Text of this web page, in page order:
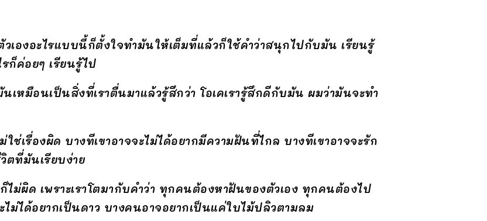
เองอะไรแบบนี้ก็ตั้งใจทำมันให้เต็มที่แล้วก็ใช้คำว่าสนุกไปกับมัน เรียนรู้
ก็ค่อยๆ เรียนรู้ไป
หมือนเป็นสิ่งที่เราตื่นมาแล้วรู้สึกว่า โอเคเรารู้สึกดีกับมัน ผมว่ามันจะทำ
เรื่องผิด บางทีเขาอาจจะไม่ได้อยากมีความฝันที่ไกล บางทีเขาอาจจะรัก
ตที่มันเรียบง่าย
ม่ผิด เพราะเราโตมากับคำว่า ทุกคนต้องหาฝันของตัวเอง ทุกคนต้องไป
ม่ได้อยากเป็นดาว บางคนอาจอยากเป็นแค่ใบไม้ปลิวตามลม